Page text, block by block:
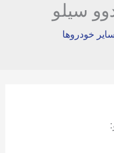
سیلو
سایر خودروها